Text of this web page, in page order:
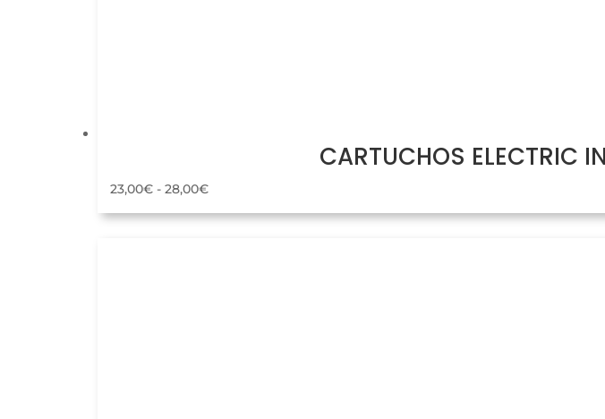
CARTUCHOS ELECTRIC
23,00€ - 28,00€Rango
de